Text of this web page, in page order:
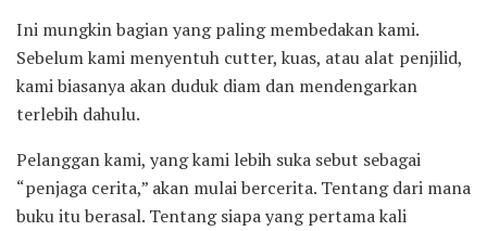
Ini mungkin bagian yang paling membedakan kami.
Sebelum kami menyentuh cutter, kuas, atau alat penjilid,
kami biasanya akan duduk diam dan mendengarkan
terlebih dahulu.
Pelanggan kami, yang kami lebih suka sebut sebagai
“penjaga cerita,” akan mulai bercerita. Tentang dari mana
buku itu berasal. Tentang siapa yang pertama kali